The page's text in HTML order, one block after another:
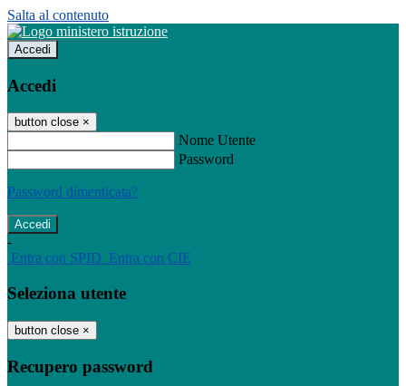
Salta al contenuto
Accedi
Accedi
button close ×
Nome Utente
Password
Password dimenticata?
-
Entra con SPID Entra con CIE
Seleziona utente
button close ×
Recupero password